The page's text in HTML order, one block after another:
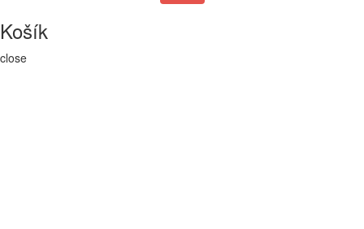
Košík
close